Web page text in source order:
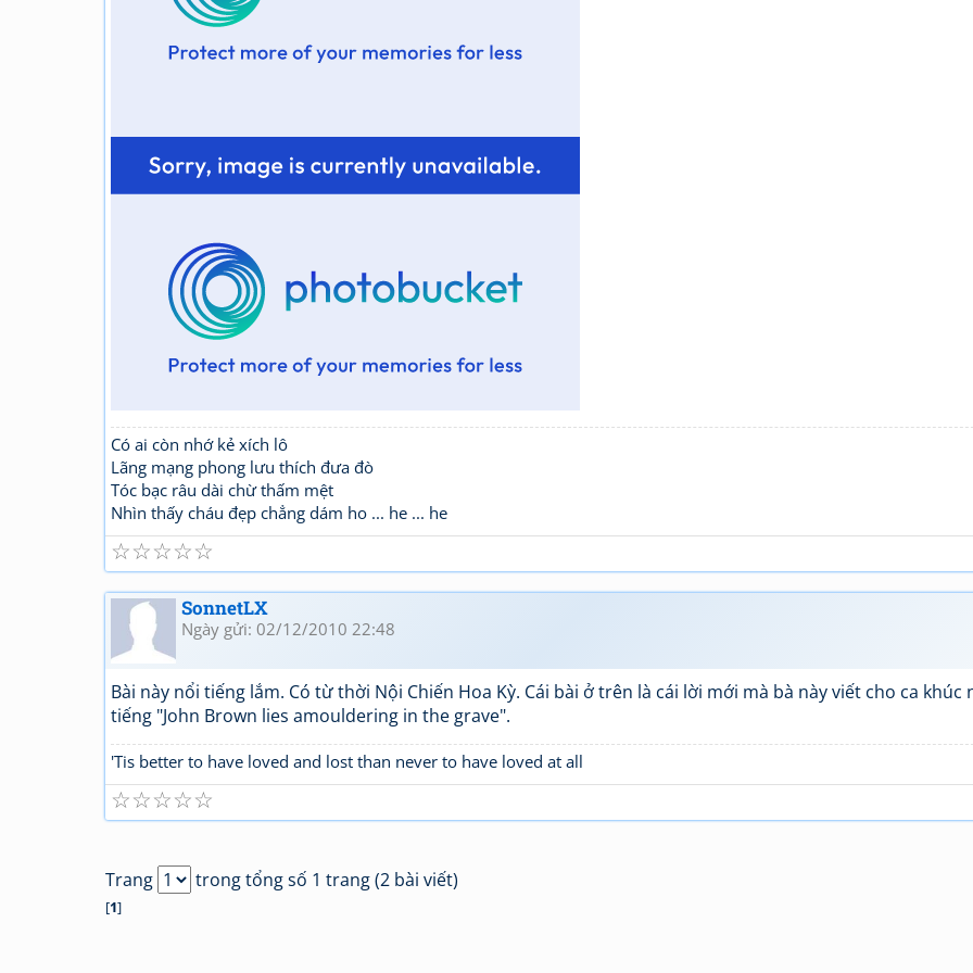
Có ai còn nhớ kẻ xích lô
Lãng mạng phong lưu thích đưa đò
Tóc bạc râu dài chừ thấm mệt
Nhìn thấy cháu đẹp chẳng dám ho ... he ... he
☆
☆
☆
☆
☆
SonnetLX
Ngày gửi: 02/12/2010 22:48
Bài này nổi tiếng lắm. Có từ thời Nội Chiến Hoa Kỳ. Cái bài ở trên là cái lời mới mà bà này viết cho ca khúc
tiếng "John Brown lies amouldering in the grave".
'Tis better to have loved and lost than never to have loved at all
☆
☆
☆
☆
☆
Trang trong tổng số 1 trang (2 bài viết)
[1]